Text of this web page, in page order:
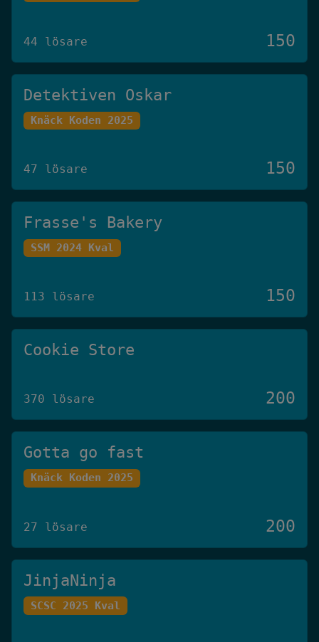
44 lösare 150
Detektiven Oskar
Knäck Koden 2025
47 lösare 150
Frasse's Bakery
SSM 2024 Kval
113 lösare 150
Cookie Store
370 lösare 200
Gotta go fast
Knäck Koden 2025
27 lösare 200
JinjaNinja
SCSC 2025 Kval